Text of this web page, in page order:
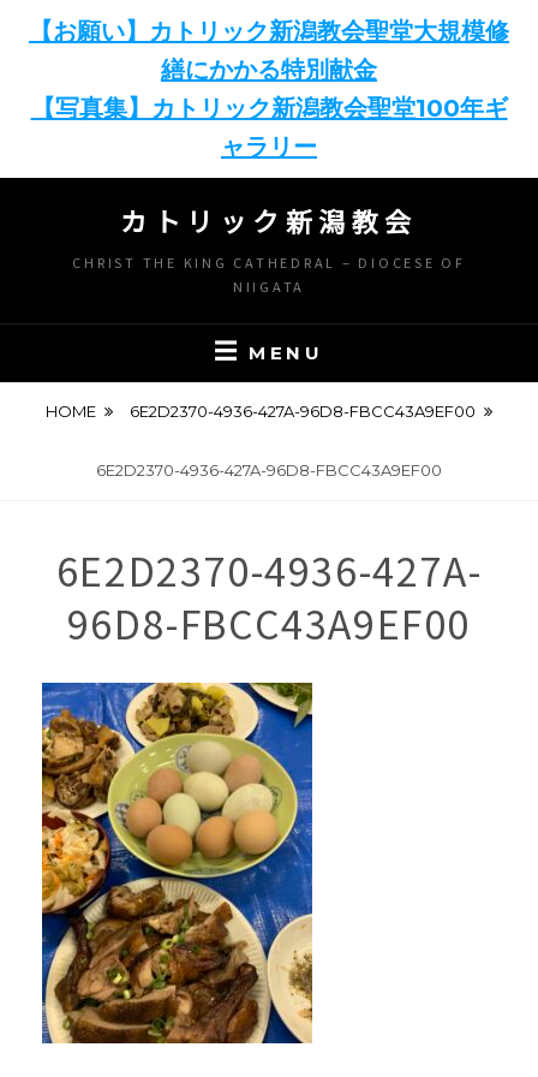
【お願い】カトリック新潟教会聖堂大規模修
繕にかかる特別献金
【写真集】カトリック新潟教会聖堂100年ギ
ャラリー
content
カトリック新潟教会
CHRIST THE KING CATHEDRAL – DIOCESE OF
NIIGATA
MENU
HOME 6E2D2370-4936-427A-96D8-FBCC43A9EF00
6E2D2370-4936-427A-96D8-FBCC43A9EF00
6E2D2370-4936-427A-
96D8-FBCC43A9EF00